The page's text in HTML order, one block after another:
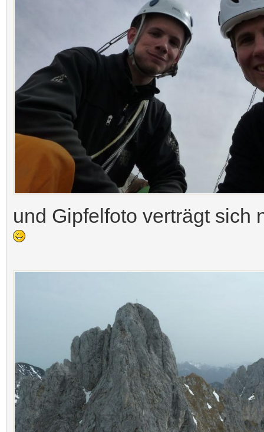
und Gipfelfoto verträgt sich